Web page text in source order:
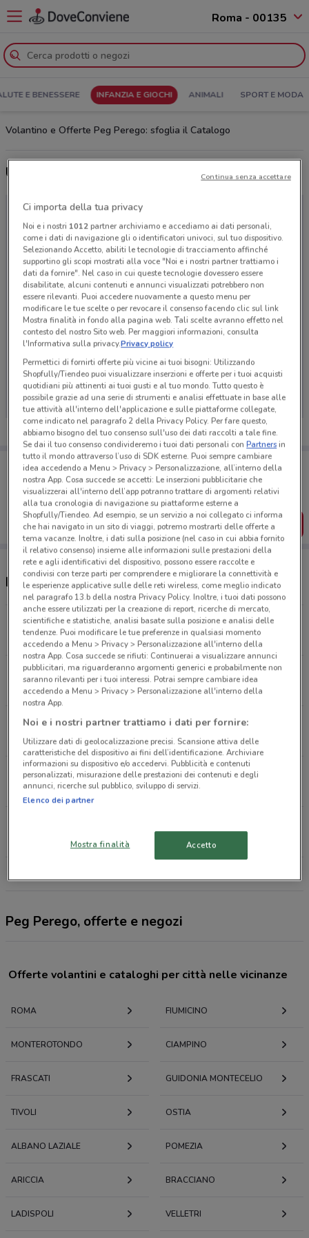
Roma - 00135
E BENESSERE INFANZIA E GIOCHI ANIMALI SPORT E MODA
Volantino e Offerte Peg Perego: sfoglia il Catalogo
Ultime offerte del volantino Peg Perego
Ci dispiace, al momento non abbiamo pubblicato
volantini nella tua zona. Riprova più tardi.
Porta DoveConviene sempre con te!
Puoi trovare le migliori offerte dei negozi vicino a te,
salvarle e creare la tua lista del risparmio, comodamente
dal tuo cellulare.
SCARICA L’APP
Negozi Peg Perego nelle vicinanze
Via De Viti De Marco 44 Roma
2.2 km
Via Di Torrevecchia, 303/303A Roma
3.3 km
Via Flaminia, 1060 Roma
3.3 km
Via Mattia Battistini 450/C Roma
3.4 km
3.4 km
Peg Perego, offerte e negozi
Offerte volantini e cataloghi per città nelle vicinanze
ROMA FIUMICINO
MONTEROTONDO CIAMPINO
FRASCATI GUIDONIA MONTECELIO
TIVOLI OSTIA
ALBANO LAZIALE POMEZIA
ARICCIA BRACCIANO
LADISPOLI VELLETRI
Ci importa della tua privacy
Noi e i nostri 1012partner archiviamo e accediamo ai dati personali,
come i dati di navigazione gli o identificatori univoci, sul tuo dispositivo.
Selezionando Accetto, abiliti le tecnologie di tracciamento affinché
supportino gli scopi mostrati alla voce "Noi e i nostri partner trattiamo i
dati da fornire". Nel caso in cui queste tecnologie dovessero essere
disabilitate, alcuni contenuti e annunci visualizzati potrebbero non
essere rilevanti. Puoi accedere nuovamente a questo menu per
modificare le tue scelte o per revocare il consenso facendo clic sul link
Mostra finalità in fondo alla pagina web. Tali scelte avranno effetto nel
contesto del nostro Sito web. Per maggiori informazioni, consulta
l'Informativa sulla privacy.Privacy policy
Permettici di fornirti offerte più vicine ai tuoi bisogni: Utilizzando
Shopfully/Tiendeo puoi visualizzare inserzioni e offerte per i tuoi acquisti
quotidiani più attinenti ai tuoi gusti e al tuo mondo. Tutto questo è
possibile grazie ad una serie di strumenti e analisi effettuate in base alle
tue attività all'interno dell'applicazione e sulle piattaforme collegate,
come indicato nel paragrafo 2 della Privacy Policy. Per fare questo,
abbiamo bisogno del tuo consenso sull'uso dei dati raccolti a tale fine.
Se dai il tuo consenso condivideremo i tuoi dati personali conPartnersin
tutto il mondo attraverso l’uso di SDK esterne. Puoi sempre cambiare
idea accedendo a Menu > Privacy > Personalizzazione, all’interno della
nostra App. Cosa succede se accetti: Le inserzioni pubblicitarie che
visualizzerai all'interno dell’app potranno trattare di argomenti relativi
alla tua cronologia di navigazione su piattaforme esterne a
Shopfully/Tiendeo. Ad esempio, se un servizio a noi collegato ci informa
che hai navigato in un sito di viaggi, potremo mostrarti delle offerte a
tema vacanze. Inoltre, i dati sulla posizione (nel caso in cui abbia fornito
il relativo consenso) insieme alle informazioni sulle prestazioni della
rete e agli identificativi del dispositivo, possono essere raccolte e
condivisi con terze parti per comprendere e migliorare la connettività e
le esperienze applicative sulle delle reti wireless, come meglio indicato
nel paragrafo 13.b della nostra Privacy Policy. Inoltre, i tuoi dati possono
anche essere utilizzati per la creazione di report, ricerche di mercato,
scientifiche e statistiche, analisi basate sulla posizione e analisi delle
tendenze. Puoi modificare le tue preferenze in qualsiasi momento
accedendo a Menu > Privacy > Personalizzazione all'interno della
nostra App. Cosa succede se rifiuti: Continuerai a visualizzare annunci
pubblicitari, ma riguarderanno argomenti generici e probabilmente non
saranno rilevanti per i tuoi interessi. Potrai sempre cambiare idea
accedendo a Menu > Privacy > Personalizzazione all'interno della
nostra App.
Noi e i nostri partner trattiamo i dati per fornire:
Utilizzare dati di geolocalizzazione precisi. Scansione attiva delle
caratteristiche del dispositivo ai fini dell’identificazione. Archiviare
informazioni su dispositivo e/o accedervi. Pubblicità e contenuti
personalizzati, misurazione delle prestazioni dei contenuti e degli
annunci, ricerche sul pubblico, sviluppo di servizi.
Elenco dei partner
Mostra finalità Accetto
Continua senza accettare